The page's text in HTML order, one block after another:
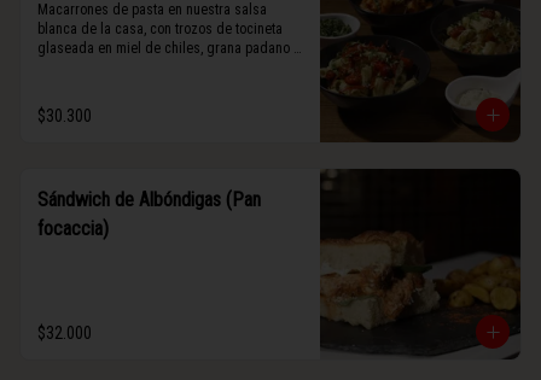
Macarrones de pasta en nuestra salsa
blanca de la casa, con trozos de tocineta
glaseada en miel de chiles, grana padano y
$30.300
Sándwich de Albóndigas (Pan
focaccia)
$32.000